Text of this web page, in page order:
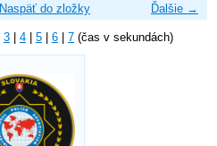
Ďalšie →
Naspäť do zložky
3 4 5 6 7 (čas v sekundách)